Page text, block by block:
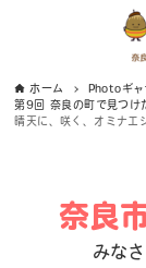
ホーム Photoギャ
第9回 奈良の町で見つ
晴天に、咲く、オミナエ
奈良
みな